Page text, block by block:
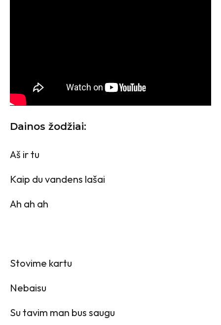
Dainos žodžiai:
Aš ir tu
Kaip du vandens lašai
Ah ah ah
Stovime kartu
Nebaisu
Su tavim man bus saugu